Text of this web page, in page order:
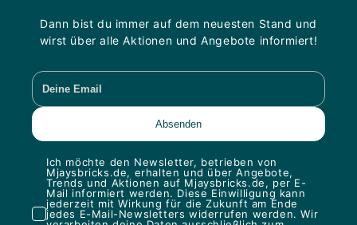
Dann bist du immer auf dem neuesten Stand und
wirst über alle Aktionen und Angebote informiert!
Ich möchte den Newsletter, betrieben von
Mjaysbricks.de, erhalten und über Angebote,
Trends und Aktionen auf Mjaysbricks.de, per E-
Mail informiert werden. Diese Einwilligung kann
jederzeit mit Wirkung für die Zukunft am Ende
jedes E-Mail-Newsletters widerrufen werden. Wir